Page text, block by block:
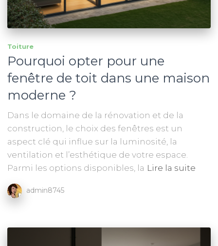
Toiture
Pourquoi opter pour une
fenêtre de toit dans une maison
moderne ?
Dans le domaine de la rénovation et de la
construction, le choix des fenêtres est un
aspect clé qui influe sur la luminosité, la
ventilation et l’esthétique de votre espace.
Parmi les options disponibles, la Lire la suite
admin8745